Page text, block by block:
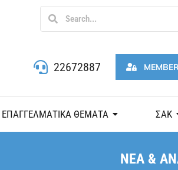
22672887
ΕΠΑΓΓΕΛΜΑΤΙΚΑ ΘΕΜΑΤΑ ΣΑΚ
ΝΕΑ &